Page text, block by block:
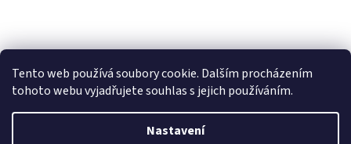
Tento web používá soubory cookie. Dalším procházením
tohoto webu vyjadřujete souhlas s jejich používáním.
Nastavení
á
Vytvořil Shoptet